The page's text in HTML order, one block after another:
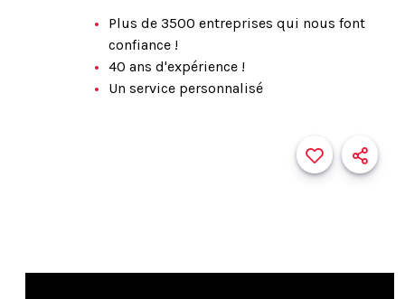
Plus de 3500 entreprises qui nous font
confiance !
40 ans d'expérience !
Un service personnalisé